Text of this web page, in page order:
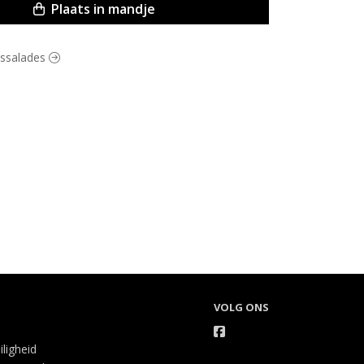
Plaats in mandje
VOLG ONS